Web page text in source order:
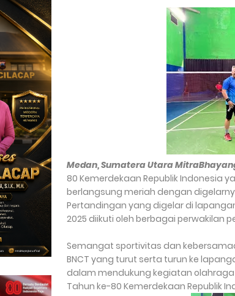
Medan, Sumatera Utara
80 Kemerdekaan Republik Indonesia
berlangsung meriah dengan
Pertandingan yang digelar di
2025 diikuti oleh berbagai perwakilan
Semangat sportivitas dan
BNCT yang turut serta turun ke
dalam mendukung kegiatan
Tahun ke-80 Kemerdekaan Republik